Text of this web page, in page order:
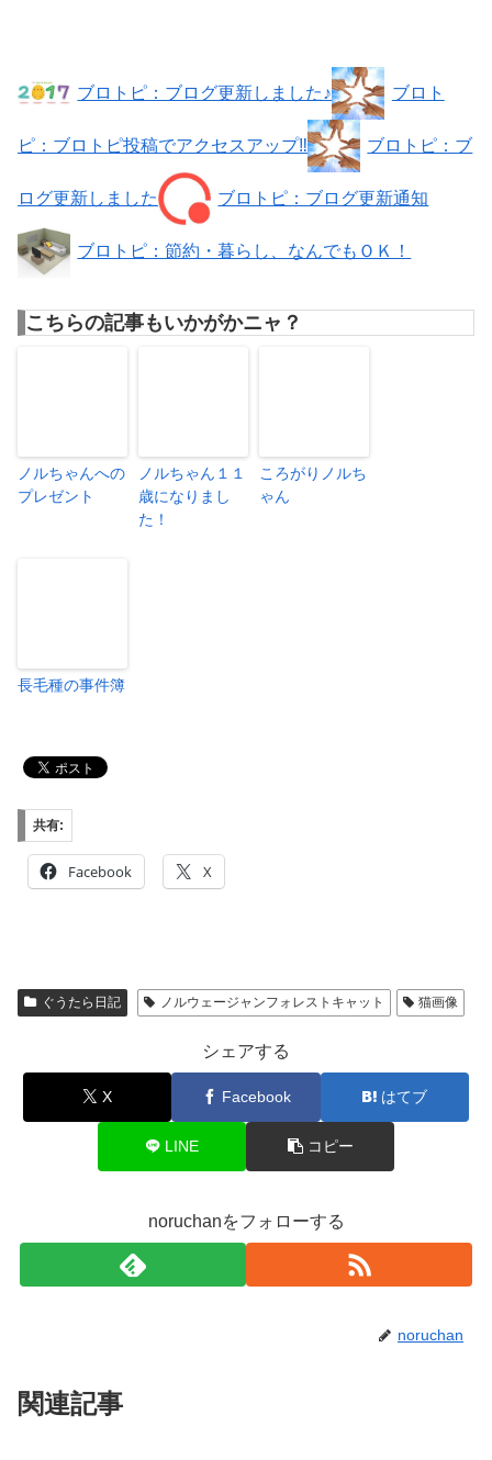
ブロトピ：ブログ更新しました♪ ブロト
ピ：ブロトピ投稿でアクセスアップ‼ ブロトピ：ブ
ログ更新しました ブロトピ：ブログ更新通知
ブロトピ：節約・暮らし、なんでもＯＫ！
こちらの記事もいかがかニャ？
ノルちゃんへの
プレゼント
ノルちゃん１１
歳になりまし
た！
ころがりノルち
ゃん
長毛種の事件簿
共有:
Facebook X
ぐうたら日記 ノルウェージャンフォレストキャット 猫画像
シェアする
X Facebook はてブ
LINE コピー
noruchanをフォローする
noruchan
関連記事